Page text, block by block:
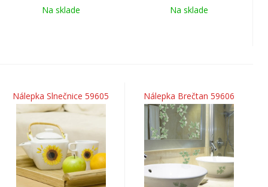
Na sklade Na sklade
Nálepka Slnečnice 59605 Nálepka Brečtan 59606